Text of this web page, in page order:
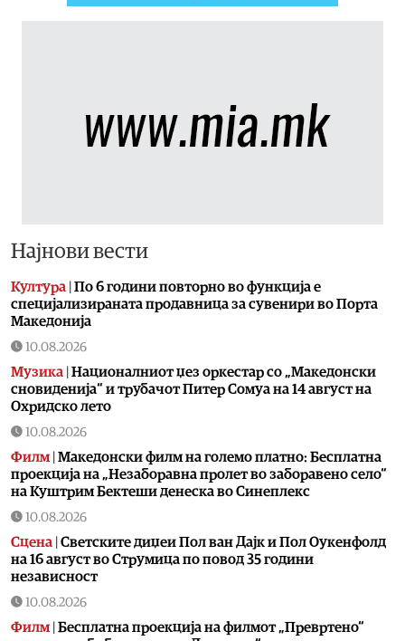
Најнови вести
Култура По 6 години повторно во функција е
специјализираната продавница за сувенири во Порта
Македонија
10.08.2026
Музика Националниот џез оркестар со „Македонски
сновиденија“ и трубачот Питер Сомуа на 14 август на
Охридско лето
10.08.2026
Филм Македонски филм на големо платно: Бесплатна
проекција на „Незаборавна пролет во заборавено село“
на Куштрим Бектеши денеска во Синеплекс
10.08.2026
Сцена Светските диџеи Пол ван Дајк и Пол Оукенфолд
на 16 август во Струмица по повод 35 години
независност
10.08.2026
Филм Бесплатна проекција на филмот „Превртено“